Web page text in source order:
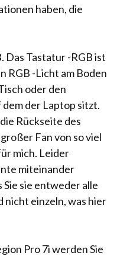
haben, die
Das Tastatur -RGB ist
RGB -Licht am Boden
oder den
der Laptop sitzt.
Rückseite des
Fan von so viel
mich. Leider
miteinander
Sie sie entweder alle
nicht einzeln, was hier
Pro 7i werden Sie